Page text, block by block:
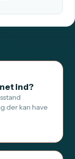
ind?
der kan have